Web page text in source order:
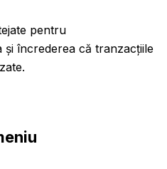
pentru
încrederea că tranzacțiile